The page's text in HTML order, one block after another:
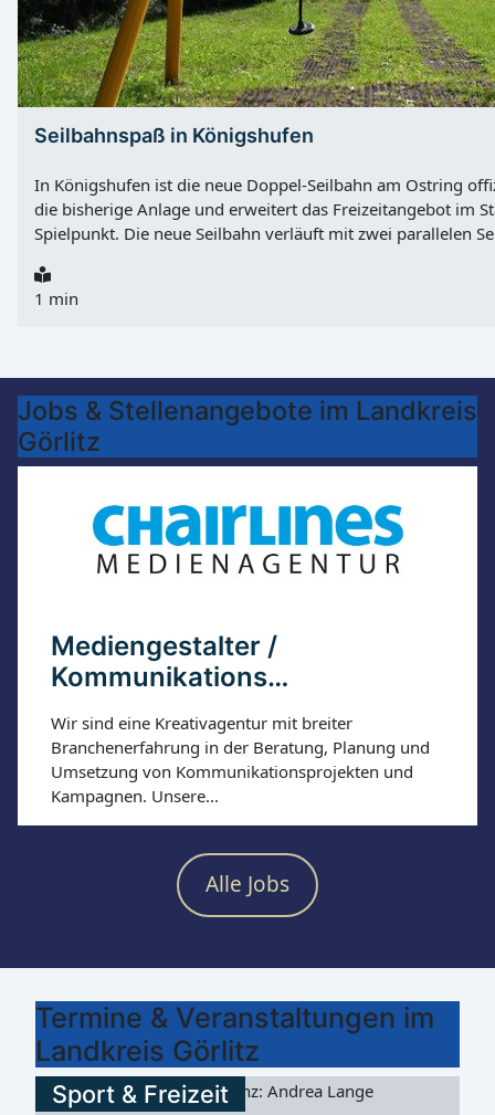
Seilbahnspaß in Königshufen
In Königshufen ist die neue Doppel-Seilbahn am Ostring
die bisherige Anlage und erweitert das Freizeitangebot im
Spielpunkt. Die neue Seilbahn verläuft mit zwei parallelen
Spielpunkt kann die Anlage laut Stadt von Menschen jeden
damit auch Jugendlichen als Treffpunkt offenstehen.
Planung und Bauleitung lagen beim Sachgebiet Stadtgrün
Liegenschaften.
1 min
Jobs & Stellenangebote im Landkreis
Görlitz
Mediengestalter /
Kommunikations…
Wir sind eine Kreativagentur mit breiter
Branchenerfahrung in der Beratung, Planung und
Umsetzung von Kommunikationsprojekten und
Kampagnen. Unsere...
Alle Jobs
Termine & Veranstaltungen im
Landkreis Görlitz
Sport & Freizeit